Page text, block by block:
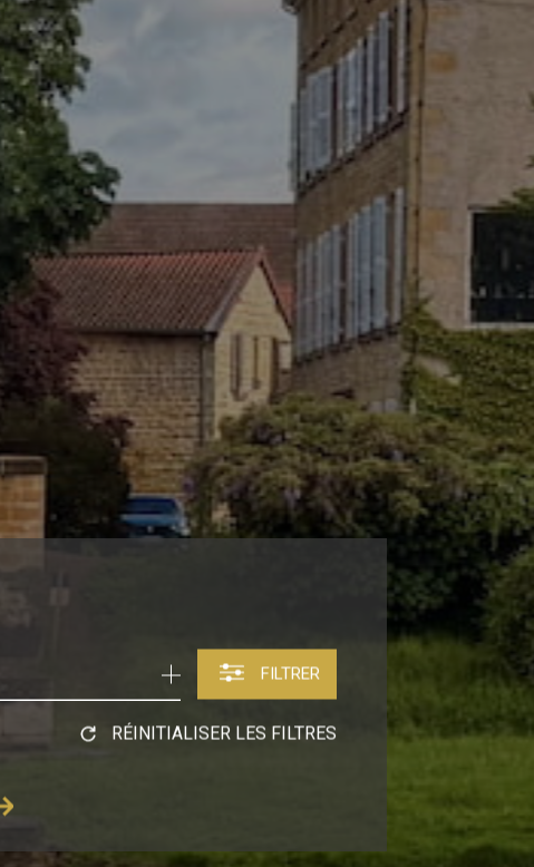
FILTRER
RÉINITIALISER LES FILTRES